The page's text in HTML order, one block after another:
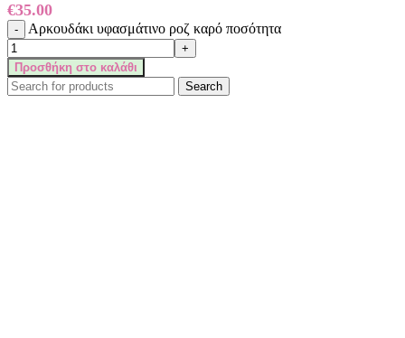
€35.00
Αρκουδάκι υφασμάτινο ροζ καρό ποσότητα
Προσθήκη στο καλάθι
Search